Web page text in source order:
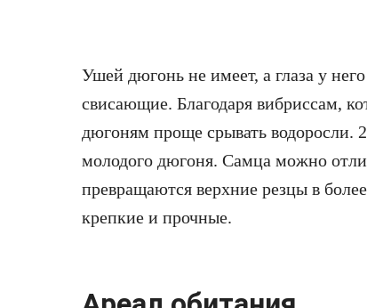
Ушей дюгонь не имеет, а глаза у
свисающие. Благодаря вибриссам,
дюгоням проще срывать водоросли.
молодого дюгоня. Самца можно
превращаются верхние резцы в
крепкие и прочные.